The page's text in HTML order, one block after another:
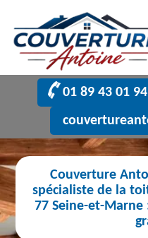
01 89 43 01 94
Couverture
spécialiste de la
77 Seine-et-